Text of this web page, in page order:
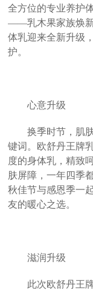
全方位的专业养护
——乳木果家族焕新
体乳迎来全新升级
护。
心意升级
换季时节，肌肤
键词。欧舒丹王牌
度的身体乳，精致
肤屏障，一年四季
秋佳节与感恩季一
友的暖心之选。
滋润升级
此次欧舒丹王牌